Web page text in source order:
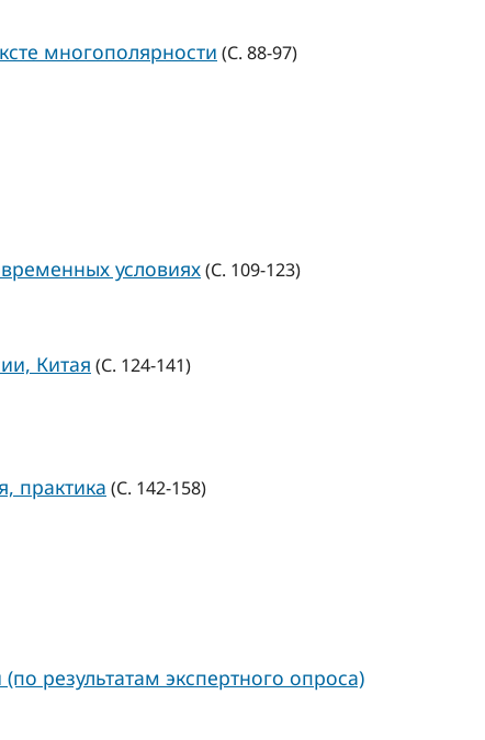
многополярности (С. 88-97)
условиях(С. 109-123)
Китая (С. 124-141)
практика (С. 142-158)
результатам экспертного опроса)